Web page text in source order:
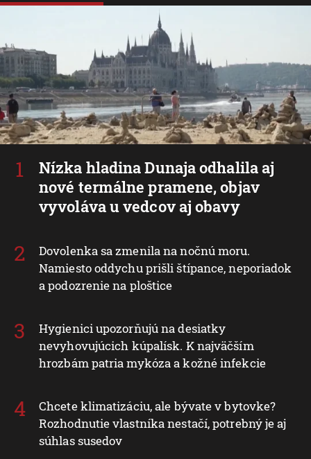
Nízka hladina Dunaja odhalila aj
nové termálne pramene, objav
vyvoláva u vedcov aj obavy
Dovolenka sa zmenila na nočnú moru.
Namiesto oddychu prišli štípance, neporiadok
a podozrenie na ploštice
Hygienici upozorňujú na desiatky
nevyhovujúcich kúpalísk. K najväčším
hrozbám patria mykóza a kožné infekcie
Chcete klimatizáciu, ale bývate v bytovke?
Rozhodnutie vlastníka nestačí, potrebný je aj
súhlas susedov